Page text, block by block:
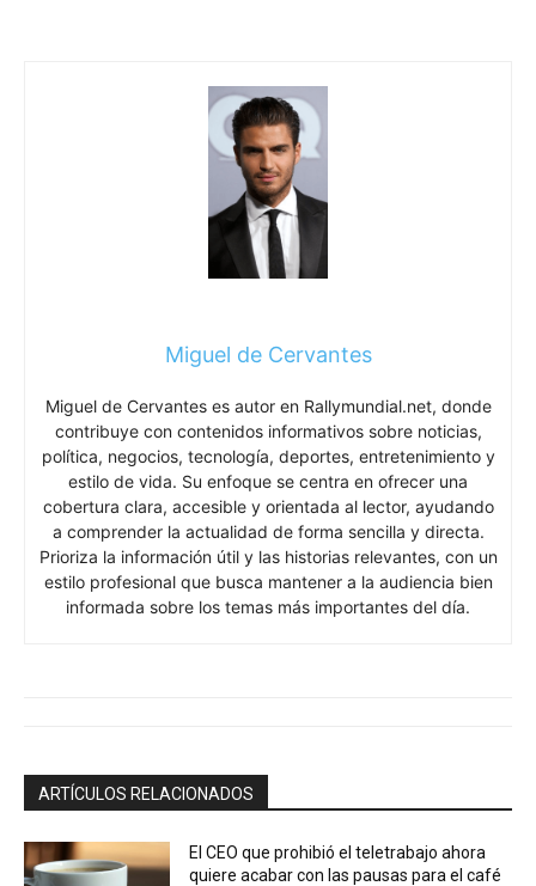
Miguel de Cervantes
Miguel de Cervantes es autor en Rallymundial.net, donde
contribuye con contenidos informativos sobre noticias,
política, negocios, tecnología, deportes, entretenimiento y
estilo de vida. Su enfoque se centra en ofrecer una
cobertura clara, accesible y orientada al lector, ayudando
a comprender la actualidad de forma sencilla y directa.
Prioriza la información útil y las historias relevantes, con un
estilo profesional que busca mantener a la audiencia bien
informada sobre los temas más importantes del día.
ARTÍCULOS RELACIONADOS
El CEO que prohibió el teletrabajo ahora
quiere acabar con las pausas para el café